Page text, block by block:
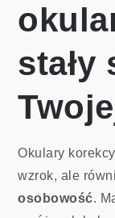
stały
Okulary
wzrok, ale
osobowość.